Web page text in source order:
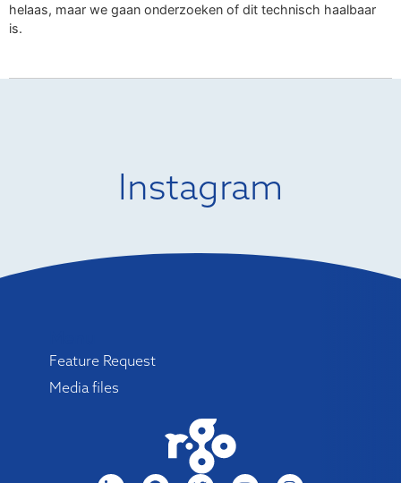
helaas, maar we gaan onderzoeken of dit technisch haalbaar
is.
Instagram
Feature Request
Media files